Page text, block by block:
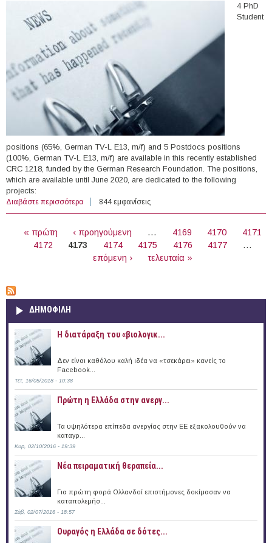
4 PhD
Student
positions (65%, German TV-L E13, m/f) and 5 Postdocs positions
(100%, German TV-L E13, m/f) are available in this recently established
CRC 1218, funded by the German Research Foundation. The positions,
which are available until June 2020, are dedicated to the following
projects:
Διαβάστε περισσότερα για 4 PhD & 5 Postdoctoral Positions, University of
Cologne, Germany (2016-2017)
844 εμφανίσεις
« πρώτη ‹ προηγούμενη … 4169 4170
4171
4172
4173 4174 4175 4176 4177
…
επόμενη ›
τελευταία »
ΔΗΜΟΦΙΛΗ
Η διατάραξη του «βιολογικ...
Δεν είναι καθόλου καλή ιδέα να «τσεκάρει» κανείς το
Facebook...
Τετ, 16/05/2018 - 10:38
Πρώτη η Ελλάδα στην ανεργ...
Τα υψηλότερα επίπεδα ανεργίας στην ΕΕ εξακολουθούν να
καταγρ...
Κυρ, 02/10/2016 - 19:39
Νέα πειραματική θεραπεία...
Για πρώτη φορά Ολλανδοί επιστήμονες δοκίμασαν να
καταπολεμήσ...
Σάβ, 02/07/2016 - 18:57
Ουραγός η Ελλάδα σε δότες...